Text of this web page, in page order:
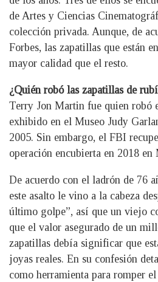
de Artes y Ciencias
colección privada. Aunque, de
Forbes, las zapatillas que están
mayor calidad que el resto.
¿Quién robó las zapatillas de
Terry Jon Martin fue quien robó
exhibido en el Museo Judy
2005. Sin embargo, el FBI
operación encubierta en 2018 en
De acuerdo con el ladrón de 76
este asalto le vino a la cabeza
último golpe”, así que un viejo
que el valor asegurado de un
zapatillas debía significar que
joyas reales. En su confesión
como herramienta para romper